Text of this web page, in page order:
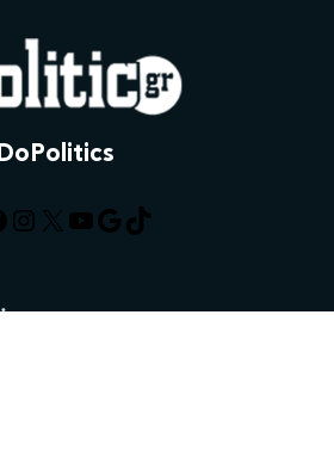
Instagram
X YouTube
Google
TikTok